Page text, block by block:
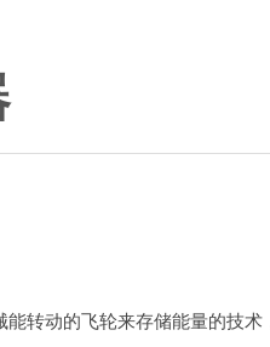
转动的飞轮来存储能量的技术